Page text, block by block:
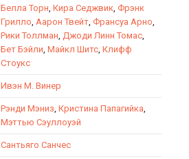
Белла Торн, Кира Седжвик, Фрэнк
Грилло, Аарон Твейт, Франсуа Арно,
Рики Толлман, Джоди Линн Томас,
Бет Бэйли, Майкл Шитс, Клифф
Стоукс
Ивэн М. Винер
Рэнди Мэниз, Кристина Папагийка,
Мэттью Сэуллоуэй
Сантьяго Санчес